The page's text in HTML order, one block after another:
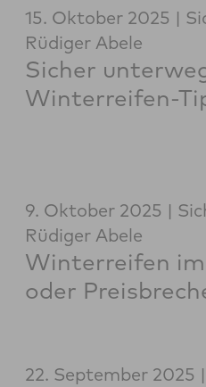
15. Oktober 2025
Rüdiger Abele
Sicher
Winterreifen-
9. Oktober 2025
Rüdiger Abele
Winterreifen
oder
22. September 2025